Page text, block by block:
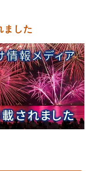
ました